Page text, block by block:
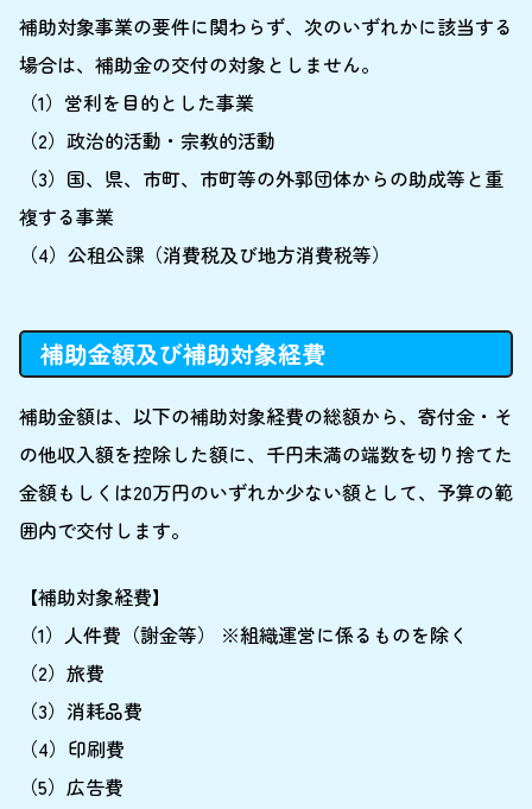
補助対象事業の要件に関わらず、次のいずれかに該当する
場合は、補助金の交付の対象としません。
（1）営利を目的とした事業
（2）政治的活動・宗教的活動
（3）国、県、市町、市町等の外郭団体からの助成等と重
複する事業
（4）公租公課（消費税及び地方消費税等）
補助金額及び補助対象経費
補助金額は、以下の補助対象経費の総額から、寄付金・そ
の他収入額を控除した額に、千円未満の端数を切り捨てた
金額もしくは20万円のいずれか少ない額として、予算の範
囲内で交付します。
【補助対象経費】
（1）人件費（謝金等） ※組織運営に係るものを除く
（2）旅費
（3）消耗品費
（4）印刷費
（5）広告費